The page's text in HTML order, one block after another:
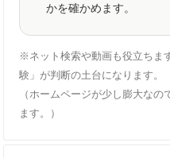
かを確かめます。
※ネット検索や動画も役立ちま
験」が判断の土台になります。
（ホームページが少し膨大な
ます。）